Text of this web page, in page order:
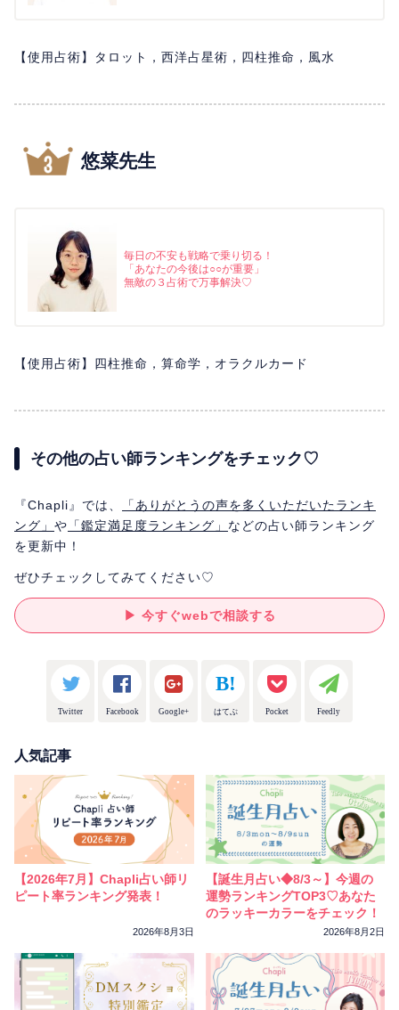
【使用占術】タロット，西洋占星術，四柱推命，風水
悠菜先生
毎日の不安も戦略で乗り切る！
「あなたの今後は○○が重要」
無敵の３占術で万事解決♡
【使用占術】四柱推命，算命学，オラクルカード
その他の占い師ランキングをチェック♡
『Chapli』では、
「ありがとうの声を多くいただいたランキ
ング」 や 「鑑定満足度ランキング」 などの占い師ランキング
を更新中！
ぜひチェックしてみてください♡
▶ 今すぐwebで相談する
Twitter Facebook Google+ はてぶ Pocket Feedly
人気記事
【2026年7月】Chapli占い師リ
ピート率ランキング発表！
2026年8月3日
【誕生月占い◆8/3～】今週の
運勢ランキングTOP3♡あなた
のラッキーカラーをチェック！
2026年8月2日